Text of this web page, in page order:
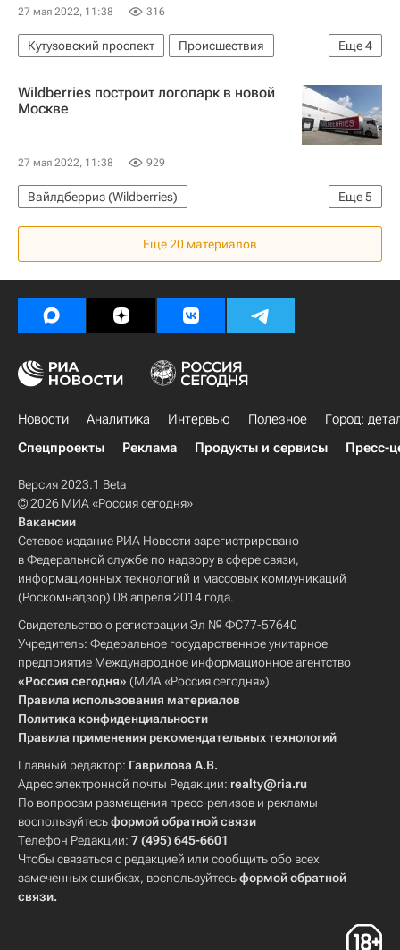
27 мая 2022, 11:38 316
Еще4
Кутузовский проспект
Происшествия
Коммерческая недвижимость
Москва
Торговая недвижимость
Торговые центры
Wildberries построит логопарк в новой
Москве
27 мая 2022, 11:38 929
Еще5
Вайлдберриз (Wildberries)
Градостроительно-земельная комиссия г. Москвы
Москва
Новая Москва
Коммерческая недвижимость
Еще 20 материалов
Новости Аналитика Интервью Полезное
Город:
Спецпроекты
Реклама Продукты и сервисы Пресс-
Версия 2023.1 Beta
© 2026 МИА «Россия сегодня»
Вакансии
Сетевое издание РИА Новости зарегистрировано
в Федеральной службе по надзору в сфере связи,
информационных технологий и массовых коммуникаций
(Роскомнадзор) 08 апреля 2014 года.
Свидетельство о регистрации Эл № ФС77-57640
Учредитель: Федеральное государственное унитарное
предприятие Международное информационное агентство
«Россия сегодня» (МИА «Россия сегодня»).
Правила использования материалов
Политика конфиденциальности
Правила применения рекомендательных технологий
Главный редактор: Гаврилова А.В.
Адрес электронной почты Редакции: realty@ria.ru
По вопросам размещения пресс-релизов и рекламы
воспользуйтесьформой обратной связи
Телефон Редакции: 7 (495) 645-6601
Чтобы связаться с редакцией или сообщить обо всех
замеченных ошибках, воспользуйтесьформой обратной
связи.